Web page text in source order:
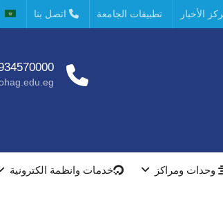
الأخبار تطبيقات الجامعة اتصل بنا
وحدات ومراكز خدمات وانظمة الكترونية